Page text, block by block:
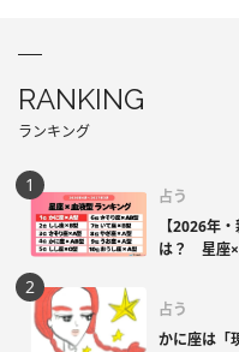
RANKING
ランキング
占う
【2026年
は？ 星座×
占う
かに座は「